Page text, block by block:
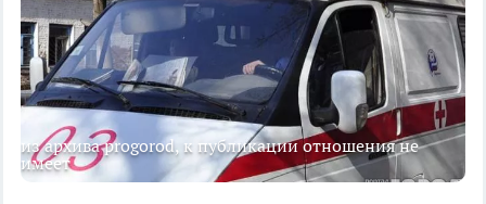
из архива progorod, к публикации отношения не
имеет